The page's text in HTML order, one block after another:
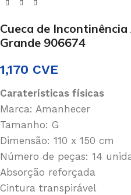
Cueca de
Grande 906674
1,170 CVE
Caraterísticas físicas
Marca: Amanhecer
Tamanho: G
Dimensão: 110 x 150 cm
Número de peças: 14
Absorção reforçada
Cintura transpirável